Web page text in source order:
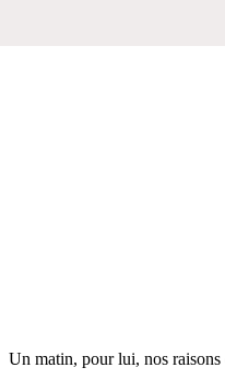
Un matin, pour lui, nos raisons